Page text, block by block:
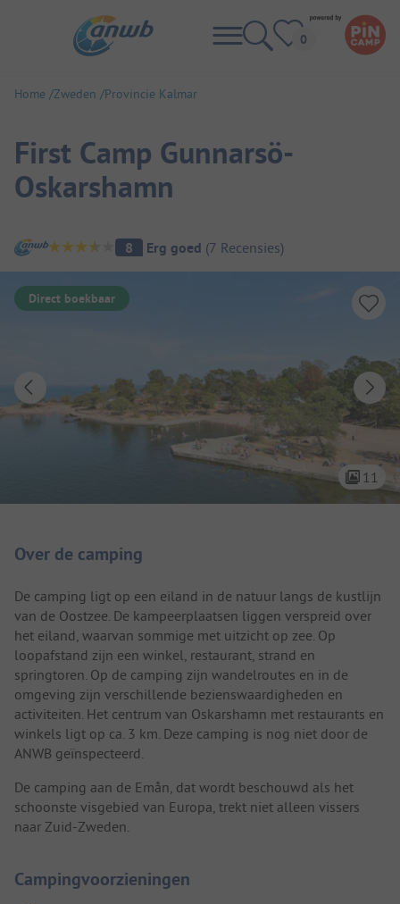
Home Zweden Provincie Kalmar
First Camp Gunnarsö-
Oskarshamn
Camping overzicht
8 Erg goed (7 Recensies)
Direct boekbaar
11
Over de camping
De camping ligt op een eiland in de natuur langs de kustlijn
van de Oostzee. De kampeerplaatsen liggen verspreid over
het eiland, waarvan sommige met uitzicht op zee. Op
loopafstand zijn een winkel, restaurant, strand en
springtoren. Op de camping zijn wandelroutes en in de
omgeving zijn verschillende bezienswaardigheden en
activiteiten. Het centrum van Oskarshamn met restaurants en
winkels ligt op ca. 3 km. Deze camping is nog niet door de
ANWB geïnspecteerd.
De camping aan de Emån, dat wordt beschouwd als het
schoonste visgebied van Europa, trekt niet alleen vissers
naar Zuid-Zweden.
Campingvoorzieningen